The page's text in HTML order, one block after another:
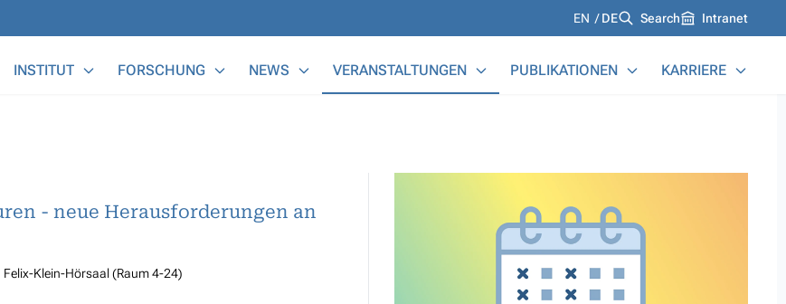
Languages
EN DE Search Intranet
INSTITUT FORSCHUNG NEWS VERANSTALTUNGEN PUBLIKATIONEN KARRIERE
- neue Herausforderungen an
Felix-Klein-Hörsaal (Raum 4-24)